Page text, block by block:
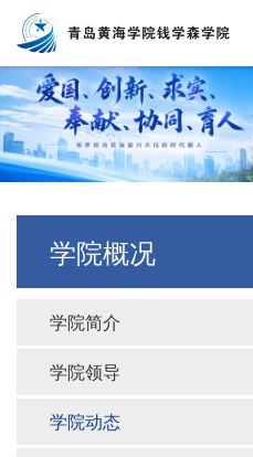
学院概况
学院简介
学院领导
学院动态